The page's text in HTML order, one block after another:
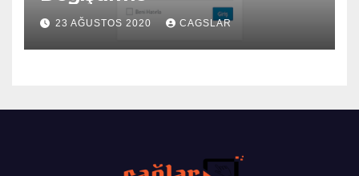
23 AĞUSTOS 2020 CAGSLAR